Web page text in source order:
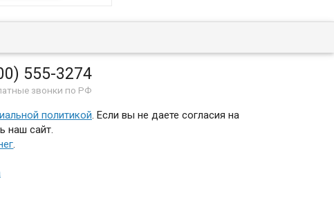
555-3274
звонки по РФ
политикой. Если вы не даете согласия на
наш сайт.
.